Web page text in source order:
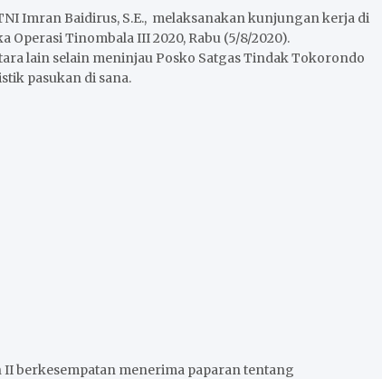
Imran Baidirus, S.E., melaksanakan kunjungan kerja di
Tinombala III 2020, Rabu (5/8/2020).
lain selain meninjau Posko Satgas Tindak Tokorondo
pasukan di sana.
berkesempatan menerima paparan tentang